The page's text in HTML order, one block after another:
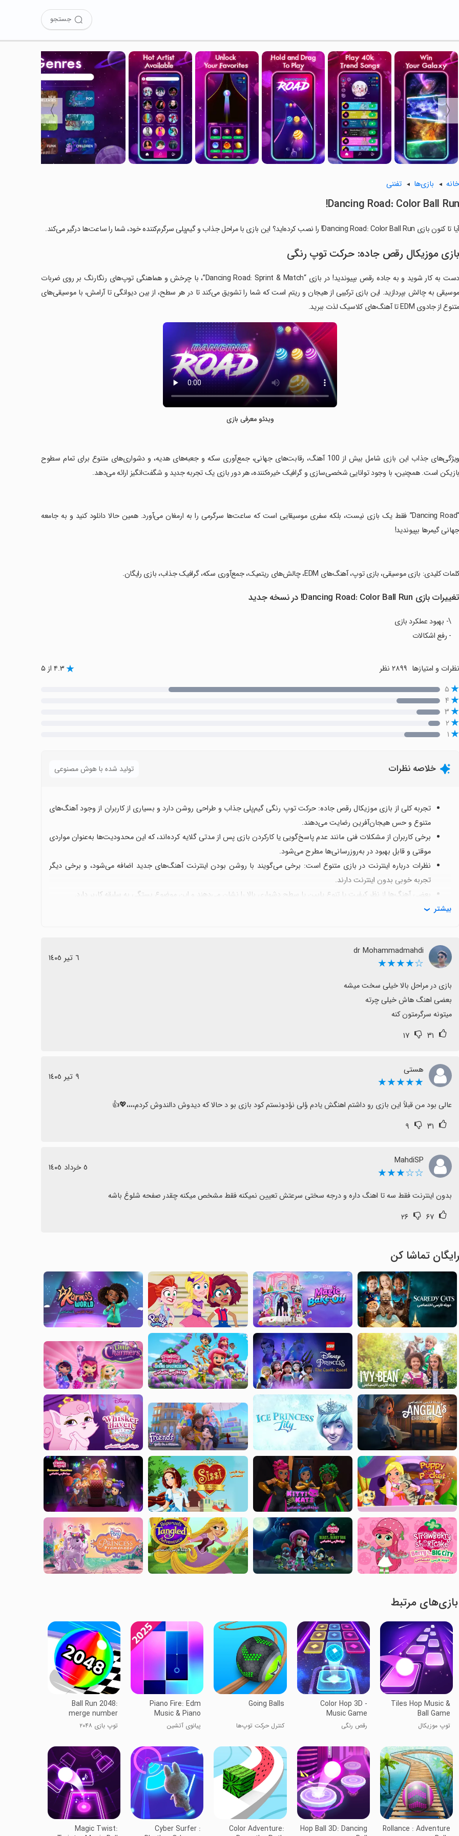
جستجو
〈
〉
خانه بازی‌ها تفننی
Dancing Road: Color Ball Run!
آیا تا کنون بازی Dancing Road: Color Ball Run! را نصب کرده‌اید؟ این بازی با مراحل جذاب و گیم‌پلی سرگرم‌کننده خود، شما را ساعت‌ها درگیر می‌کند.
بازی موزیکال رقص جاده: حرکت توپ رنگی
دست به کار شوید و به جاده رقص بپیوندید! در بازی “Dancing Road: Sprint & Match”، با چرخش و هماهنگی توپ‌های رنگارنگ بر روی ضربات
موسیقی به چالش بپردازید. این بازی ترکیبی از هیجان و ریتم است که شما را تشویق می‌کند تا در هر سطح، از بین دیوانگی تا آرامش، با موسیقی‌های
متنوع از جادوی EDM تا آهنگ‌های کلاسیک لذت ببرید.
ویدئو معرفی بازی
‏ویژگی‌های جذاب این بازی شامل بیش از 100 آهنگ، رقابت‌های جهانی، جمع‌آوری سکه و جعبه‌های هدیه، و دشواری‌های متنوع برای تمام سطوح
بازیکن است. همچنین، با وجود توانایی شخصی‌سازی و گرافیک خیره‌کننده، هر دور بازی یک تجربه جدید و شگفت‌انگیز ارائه می‌دهد.
‏“Dancing Road” فقط یک بازی نیست، بلکه سفری موسیقایی است که ساعت‌ها سرگرمی را به ارمغان می‌آورد. همین حالا دانلود کنید و به جامعه
جهانی گیمرها بپیوندید!
‏کلمات کلیدی: بازی موسیقی، بازی توپ، آهنگ‌های EDM، چالش‌های ریتمیک، جمع‌آوری سکه، گرافیک جذاب، بازی رایگان.
تغییرات بازی Dancing Road: Color Ball Run! در نسخه جدید
\- بهبود عملکرد بازی
- رفع اشکالات
نظرات و امتیازها ۴.۳ از ۵
۵
۴
۳
۲
۱
خلاصه نظرات تولید شده با هوش مصنوعی
تجربه کلی از بازی موزیکال رقص جاده: حرکت توپ رنگی گیم‌پلی جذاب و طراحی روشن دارد و بسیاری از کاربران از وجود آهنگ‌های
متنوع و حس هیجان‌آفرین رضایت می‌دهند.
برخی کاربران از مشکلات فنی مانند عدم پاسخ‌گویی یا کارکردن بازی پس از مدتی گلایه کرده‌اند، که این محدودیت‌ها به‌عنوان مواردی
موقتی و قابل بهبود در به‌روزرسانی‌ها مطرح می‌شود.
نظرات درباره اینترنت در بازی متنوع است: برخی می‌گویند با روشن بودن اینترنت آهنگ‌های جدید اضافه می‌شود، و برخی دیگر
تجربه خوبی بدون اینترنت دارند.
بعضی آهنگ‌ها از نظر کیفیت یا تنوع پایین یا سطح دشواری بالا را نشان می‌دهند و این موضوع بستگی به سلیقه کاربر دارد.
به طور کلی، با وجود نکات کوچک منفی، تجربه‌ای سرگرم‌کننده و با پتانسیل بهبود است که می‌تواند گزینه مناسبی برای علاقه‌مندان به بیشتر
dr Mohammadmahdi
☆★★★★ ٦ تیر ١٤٠٥
میتونه سرگرمتون کنه
۳۱ ۱۷
هستی
★★★★★ ٩ تیر ١٤٠٥
عالی بود من قبلاً این بازی رو داشتم اهنگش یادم ؤلی نؤدونستم کود بازی بو د حالا که دیدوش دالندوش کردم،،،،💖👍
۳۱ ۹
MahdiSP
☆☆★★★ ٥ خرداد ١٤٠٥
بدون اینترنت فقط سه تا اهنگ داره و درجه سختی سرعتش تعیین نمیکنه فقط مشخص میکنه چقدر صفحه شلوغ باشه
۶۷ ۲۶
رایگان تماشا کن
بازی‌های مرتبط
Tiles Hop Music &
Ball Game
توپ موزیکال
Color Hop 3D -
Music Game
رقص رنگی
Going Balls
کنترل حرکت توپ‌ها
Piano Fire: Edm
Music & Piano
پیانوی آتشین
Ball Run 2048:
merge number
توپ بازی ۲۰۴۸
Rollance : Adventure
Hop Ball 3D: Dancing
Color Adventure:
Cyber Surfer :
Magic Twist: